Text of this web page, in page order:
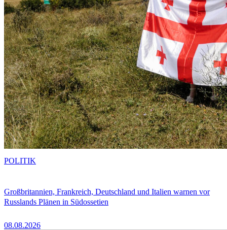
Großbritannien, Frankreich, Deutschland und Italien warnen vor
Russlands Plänen in Südossetien
08.08.2026
POLITIK